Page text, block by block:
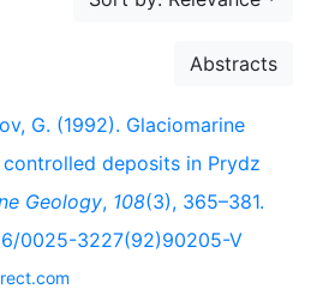
Abstracts
G. (1992). Glaciomarine
deposits in Prydz
Geology, 108(3), 365–381.
0025-3227(92)90205-V